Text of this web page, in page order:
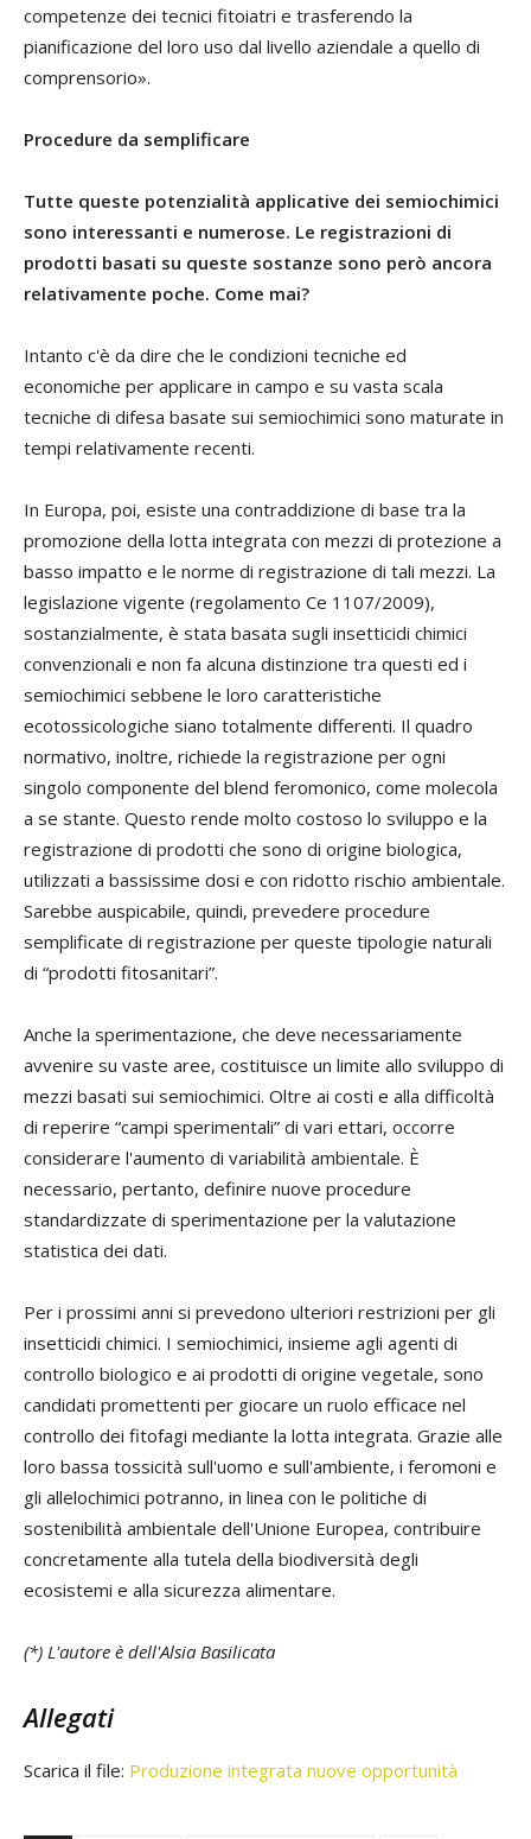
competenze dei tecnici fitoiatri e trasferendo la
pianificazione del loro uso dal livello aziendale a quello di
comprensorio».
Procedure da semplificare
Tutte queste potenzialità applicative dei semiochimici
sono interessanti e numerose. Le registrazioni di
prodotti basati su queste sostanze sono però ancora
relativamente poche. Come mai?
Intanto c'è da dire che le condizioni tecniche ed
economiche per applicare in campo e su vasta scala
tecniche di difesa basate sui semiochimici sono maturate in
tempi relativamente recenti.
In Europa, poi, esiste una contraddizione di base tra la
promozione della lotta integrata con mezzi di protezione a
basso impatto e le norme di registrazione di tali mezzi. La
legislazione vigente (regolamento Ce 1107/2009),
sostanzialmente, è stata basata sugli insetticidi chimici
convenzionali e non fa alcuna distinzione tra questi ed i
semiochimici sebbene le loro caratteristiche
ecotossicologiche siano totalmente differenti. Il quadro
normativo, inoltre, richiede la registrazione per ogni
singolo componente del blend feromonico, come molecola
a se stante. Questo rende molto costoso lo sviluppo e la
registrazione di prodotti che sono di origine biologica,
utilizzati a bassissime dosi e con ridotto rischio ambientale.
Sarebbe auspicabile, quindi, prevedere procedure
semplificate di registrazione per queste tipologie naturali
di “prodotti fitosanitari”.
Anche la sperimentazione, che deve necessariamente
avvenire su vaste aree, costituisce un limite allo sviluppo di
mezzi basati sui semiochimici. Oltre ai costi e alla difficoltà
di reperire “campi sperimentali” di vari ettari, occorre
considerare l'aumento di variabilità ambientale. È
necessario, pertanto, definire nuove procedure
standardizzate di sperimentazione per la valutazione
statistica dei dati.
Per i prossimi anni si prevedono ulteriori restrizioni per gli
insetticidi chimici. I semiochimici, insieme agli agenti di
controllo biologico e ai prodotti di origine vegetale, sono
candidati promettenti per giocare un ruolo efficace nel
controllo dei fitofagi mediante la lotta integrata. Grazie alle
loro bassa tossicità sull'uomo e sull'ambiente, i feromoni e
gli allelochimici potranno, in linea con le politiche di
sostenibilità ambientale dell'Unione Europea, contribuire
concretamente alla tutela della biodiversità degli
ecosistemi e alla sicurezza alimentare.
(*) L'autore è dell'Alsia Basilicata
Allegati
Scarica il file: Produzione integrata nuove opportunità